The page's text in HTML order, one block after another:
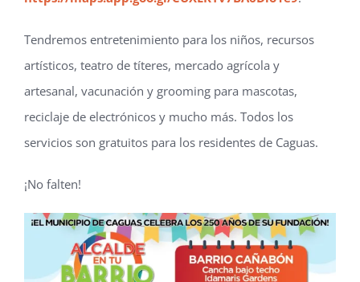
Tendremos entretenimiento para los niños, recursos
artísticos, teatro de títeres, mercado agrícola y
artesanal, vacunación y grooming para mascotas,
reciclaje de electrónicos y mucho más. Todos los
servicios son gratuitos para los residentes de Caguas.
¡No falten!